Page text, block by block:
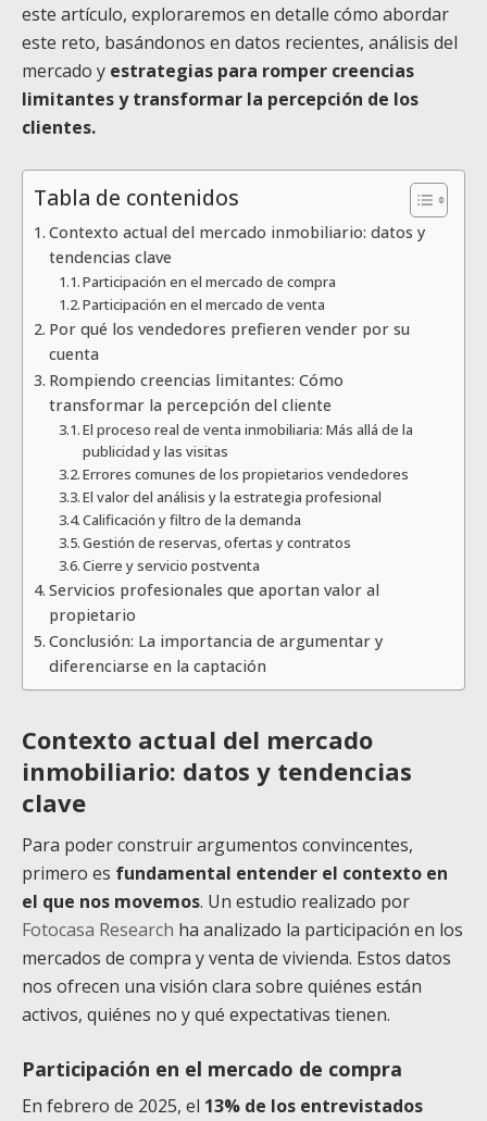
este artículo, exploraremos en detalle cómo abordar
este reto, basándonos en datos recientes, análisis del
mercado y estrategias para romper creencias
limitantes y transformar la percepción de los
clientes.
Tabla de contenidos
Contexto actual del mercado inmobiliario: datos y
tendencias clave
Participación en el mercado de compra
Participación en el mercado de venta
Por qué los vendedores prefieren vender por su
cuenta
Rompiendo creencias limitantes: Cómo
transformar la percepción del cliente
El proceso real de venta inmobiliaria: Más allá de la
publicidad y las visitas
Errores comunes de los propietarios vendedores
El valor del análisis y la estrategia profesional
Calificación y filtro de la demanda
Gestión de reservas, ofertas y contratos
Cierre y servicio postventa
Servicios profesionales que aportan valor al
propietario
Conclusión: La importancia de argumentar y
diferenciarse en la captación
Contexto actual del mercado
inmobiliario: datos y tendencias
clave
Para poder construir argumentos convincentes,
primero es fundamental entender el contexto en
el que nos movemos. Un estudio realizado por
Fotocasa Research ha analizado la participación en los
mercados de compra y venta de vivienda. Estos datos
nos ofrecen una visión clara sobre quiénes están
activos, quiénes no y qué expectativas tienen.
Participación en el mercado de compra
En febrero de 2025, el 13% de los entrevistados